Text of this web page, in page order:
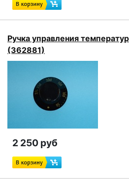
Ручка управления
(362881)
2 250 руб